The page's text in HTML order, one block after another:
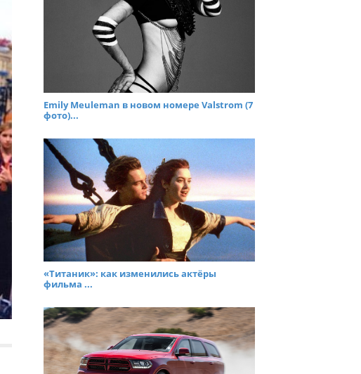
Emily Meuleman в новом номере Valstrom (7
фото)...
«Титаник»: как изменились актёры
фильма ...